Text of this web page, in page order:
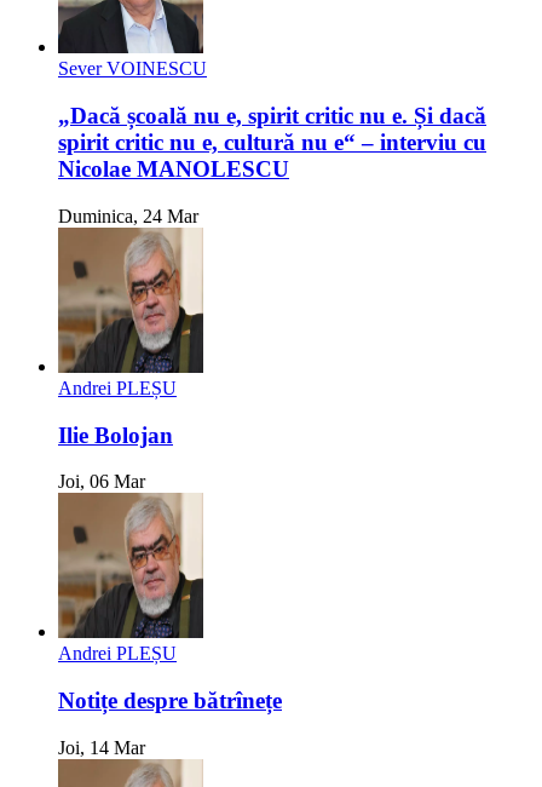
Sever VOINESCU
„Dacă școală nu e, spirit critic nu e. Și dacă
spirit critic nu e, cultură nu e“ – interviu cu
Nicolae MANOLESCU
Duminica, 24 Mar
Andrei PLEȘU
Ilie Bolojan
Joi, 06 Mar
Andrei PLEȘU
Notițe despre bătrînețe
Joi, 14 Mar